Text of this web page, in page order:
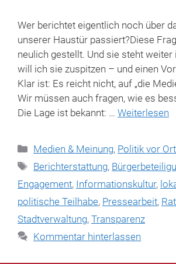
Wer berichtet eigentlich noch über
unserer Haustür passiert?Diese
neulich gestellt. Und sie steht weiter
will ich sie zuspitzen – und einen
Klar ist: Es reicht nicht, auf „die
Wir müssen auch fragen, wie es
Die Lage ist bekannt: … Weiterlesen
Kategorien
Medien & Meinung, Politik vor Ort
Schlagwörter
Berichterstattung,
Engagement, Informationskultur,
politische Teilhabe, Pressearbeit,
Stadtverwaltung, Transparenz
Kommentar hinterlassen